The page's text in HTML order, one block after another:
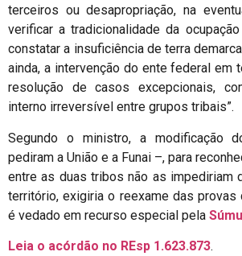
terceiros ou desapropriação, na
verificar a tradicionalidade da
constatar a insuficiência de terra
ainda, a intervenção do ente federal em
resolução de casos excepcionais,
interno irreversível entre grupos tribais”.
Segundo o ministro, a modificação
pediram a União e a Funai –, para
entre as duas tribos não as impediriam
território, exigiria o reexame das
é vedado em recurso especial pela
Leia o acórdão no REsp 1.623.873.